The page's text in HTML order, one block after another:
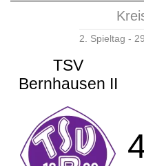
2. Spieltag -
TSV
Bernhausen II